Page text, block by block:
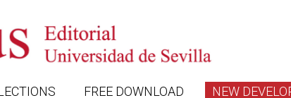
FREE DOWNLOAD NEW